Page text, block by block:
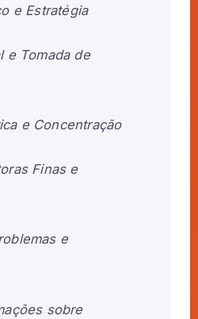
e Estratégia
e Tomada de
e Concentração
Finas e
e
sobre